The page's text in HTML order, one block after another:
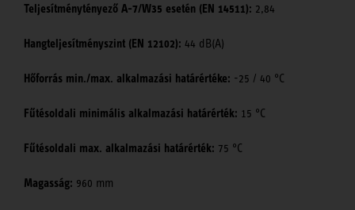
Teljesítménytényező A-7/W35 esetén (EN 14511): 2,84
Hangteljesítményszint (EN 12102): 44 dB(A)
Hőforrás min./max. alkalmazási határértéke: -25 / 40 °C
Fűtésoldali minimális alkalmazási határérték: 15 °C
Fűtésoldali max. alkalmazási határérték: 75 °C
Magasság: 960 mm